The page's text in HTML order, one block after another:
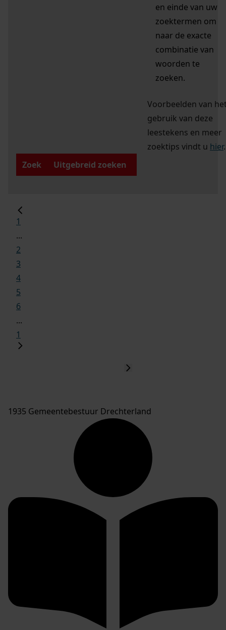
en einde van uw
zoektermen om
naar de exacte
combinatie van
woorden te
zoeken.
Voorbeelden van
gebruik van deze
leestekens en meer
zoektips vindt u hier.
Zoek
Uitgebreid zoeken
1
...
2
3
4
5
6
...
1
1935 Gemeentebestuur Drechterland